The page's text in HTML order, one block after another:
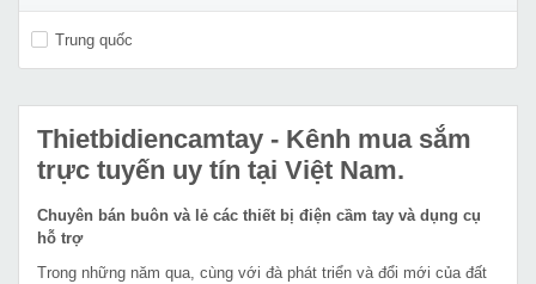
Trung quốc
Thietbidiencamtay - Kênh mua sắm
trực tuyến uy tín tại Việt Nam.
Chuyên bán buôn và lẻ các thiết bị điện cầm tay và dụng cụ
hỗ trợ
Trong những năm qua, cùng với đà phát triển và đổi mới của đất